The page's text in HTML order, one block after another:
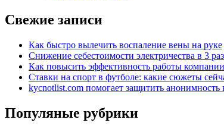
Свежие записи
Как быстро вылечить воспаление вены на руке
Снижение себестоимости электричества в 3
Как повысить эффективность работы
Ставки на спорт в футболе: какие сюжеты
kycnotlist.com помогает защитить
Популяные рубрики